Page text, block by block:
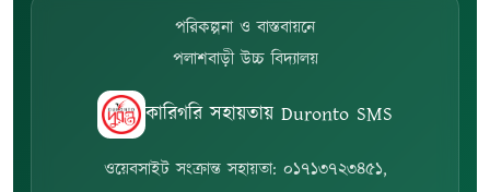
পরিকল্পনা ও বাস্তবায়নে
পলাশবাড়ী উচ্চ বিদ্যালয়
কারিগরি সহায়তায় Duronto SMS
ওয়েবসাইট সংক্রান্ত সহায়তা: ০১৭১৩৭২৩৪৫১,